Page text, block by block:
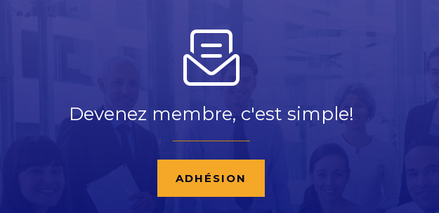
Devenez membre, c'est simple!
ADHÉSION